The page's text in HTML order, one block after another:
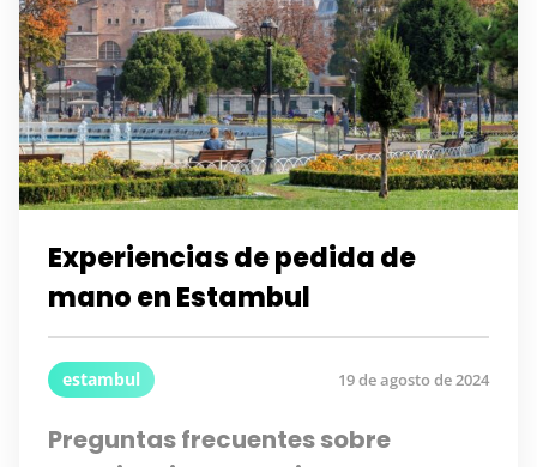
Experiencias de pedida de
mano en Estambul
estambul 19 de agosto de 2024
Preguntas frecuentes sobre